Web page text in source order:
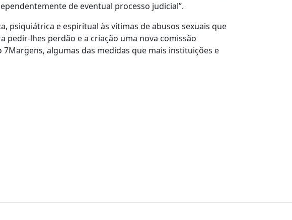
de eventual processo judicial”.
psiquiátrica e espiritual às vítimas de abusos sexuais que
lhes perdão e a criação uma nova comissão
algumas das medidas que mais instituições e